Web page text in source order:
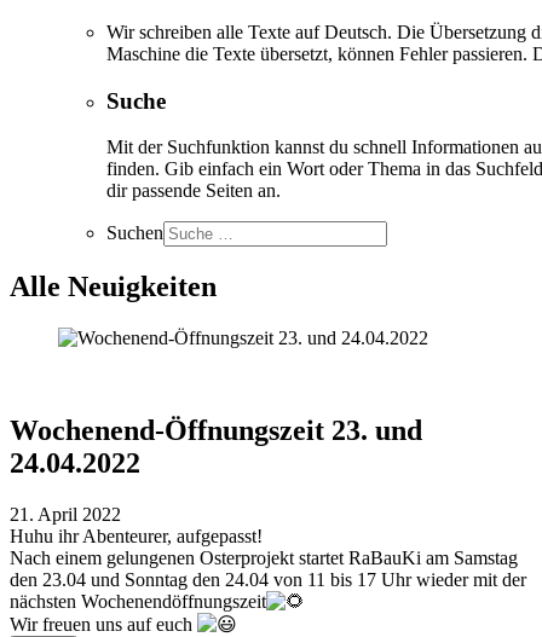
Wir schreiben alle Texte auf Deutsch. Die Übersetzung
Maschine die Texte übersetzt, können Fehler passieren.
Suche
Mit der Suchfunktion kannst du schnell Informationen
finden. Gib einfach ein Wort oder Thema in das
dir passende Seiten an.
Suchen
Alle Neuigkeiten
Wochenend-Öffnungszeit 23. und
24.04.2022
21. April 2022
Huhu ihr Abenteurer, aufgepasst!
Nach einem gelungenen Osterprojekt startet RaBauKi am Samstag
den 23.04 und Sonntag den 24.04 von 11 bis 17 Uhr wieder mit der
nächsten Wochenendöffnungszeit
Wir freuen uns auf euch